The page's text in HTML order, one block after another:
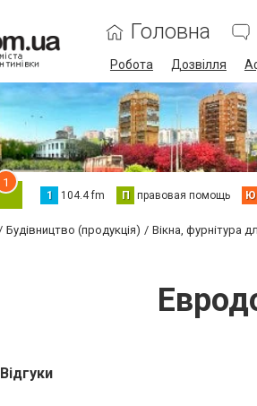
Головна
Робота Дозвілля
1
1 104.4 fm П правовая помощь Ю
Будівництво (продукція) Вікна, фурнітура
Відгуки